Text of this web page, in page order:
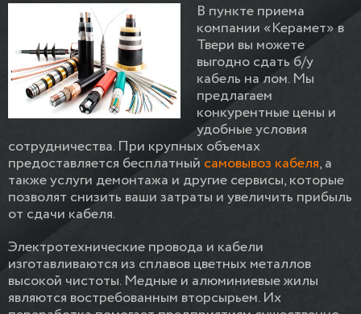
В пункте приема
компании «Керамет» в
Твери вы можете
выгодно сдать б/у
кабель на лом. Мы
предлагаем
конкурентные цены и
удобные условия
сотрудничества. При крупных объемах
предоставляется бесплатный самовывоз кабеля, а
также услуги демонтажа и другие сервисы, которые
позволят снизить ваши затраты и увеличить прибыль
от сдачи кабеля.
Электротехнические провода и кабели
изготавливаются из сплавов цветных металлов
высокой чистоты. Медные и алюминиевые жилы
являются востребованным вторсырьем. Их